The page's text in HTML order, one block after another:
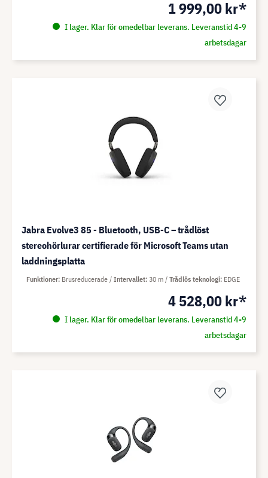
1 999,00 kr*
I lager. Klar för omedelbar leverans. Leveranstid 4-9
arbetsdagar
Jabra Evolve3 85 - Bluetooth, USB-C – trådlöst
stereohörlurar certifierade för Microsoft Teams utan
laddningsplatta
4 528,00 kr*
I lager. Klar för omedelbar leverans. Leveranstid 4-9
arbetsdagar
Funktioner Brusreducerade Intervallet 30 m Trådlös teknologi EDGE